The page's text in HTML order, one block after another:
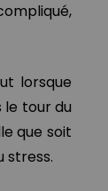
lorsque
le tour du
que soit
stress.